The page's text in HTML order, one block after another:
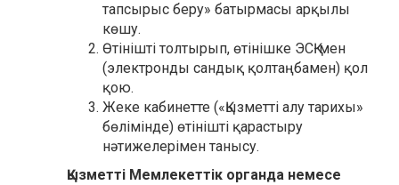
тапсырыс беру» батырмасы арқылы
көшу.
Өтінішті толтырып, өтінішке ЭСҚ-мен
(электронды сандық қолтаңбамен) қол
қою.
Жеке кабинетте («Қызметті алу тарихы»
бөлімінде) өтінішті қарастыру
нәтижелерімен танысу.
Қызметті Мемлекеттік органда немесе